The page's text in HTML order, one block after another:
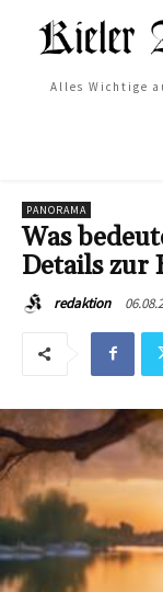
Alles Wichtige
PANORAMA
Was
Details zur
redaktion